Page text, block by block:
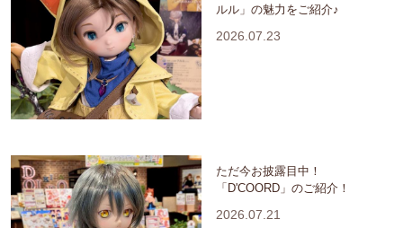
ルル」の魅力をご紹介♪
2026.07.23
ただ今お披露目中！
「D'COORD」のご紹介！
2026.07.21